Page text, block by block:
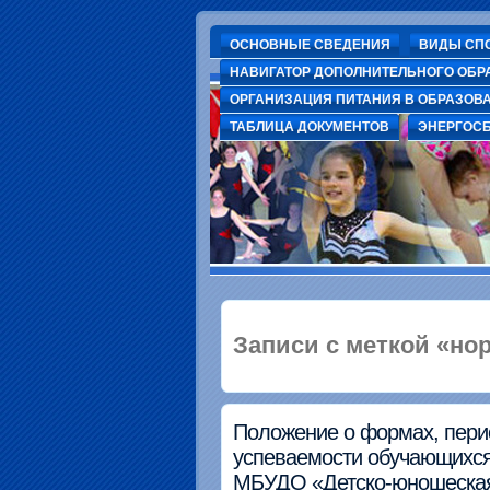
ОСНОВНЫЕ СВЕДЕНИЯ ВИДЫ
НАВИГАТОР ДОПОЛНИТЕЛЬНОГО
ОРГАНИЗАЦИЯ ПИТАНИЯ В
ТАБЛИЦА ДОКУМЕНТОВ
Записи с меткой
Положение о формах,
успеваемости
МБУДО «Детско-